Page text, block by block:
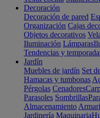
Decoración
Decoración de pared
Organización Cajas
Objetos decorativos
Iluminación Lámparas
Tendencias y
Jardín
Muebles de jardín Set
Hamacas y tumbonas
Pérgolas Cenadores
Parasoles Sombrillas
Almacenamiento
Jardinería Maquinaria